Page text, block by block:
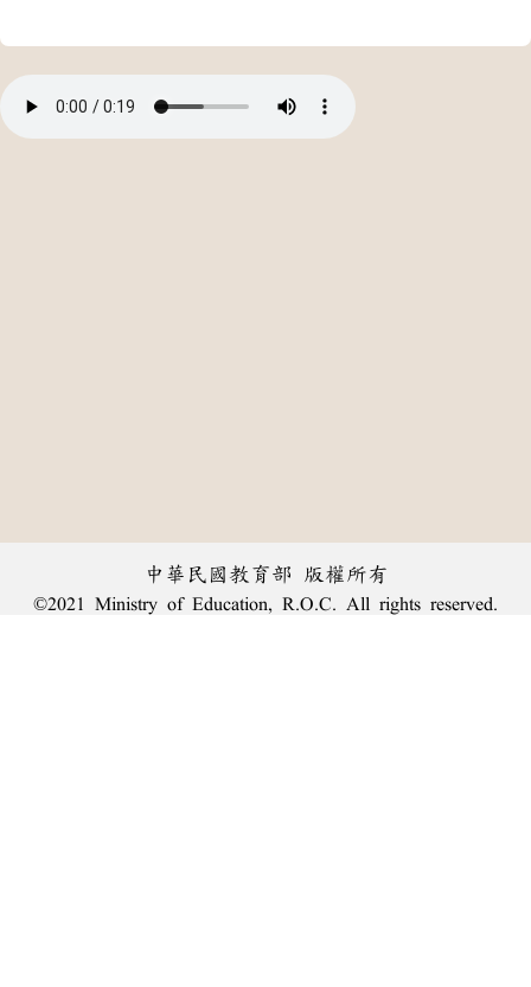
中華民國教育部 版權所有
©2021 Ministry of Education, R.O.C. All rights reserved.